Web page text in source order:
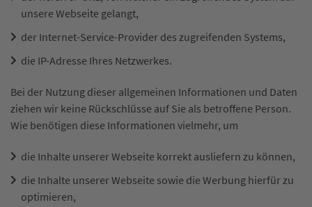
unsere Webseite gelangt,
der Internet-Service-Provider des zugreifenden Systems,
die IP-Adresse Ihres Netzwerkes.
Bei der Nutzung dieser allgemeinen Informationen und Daten
ziehen wir keine Rückschlüsse auf Sie als betroffene Person.
Wie benötigen diese Informationen vielmehr, um
die Inhalte unserer Webseite korrekt ausliefern zu können,
die Inhalte unserer Webseite sowie die Werbung hierfür zu
optimieren,